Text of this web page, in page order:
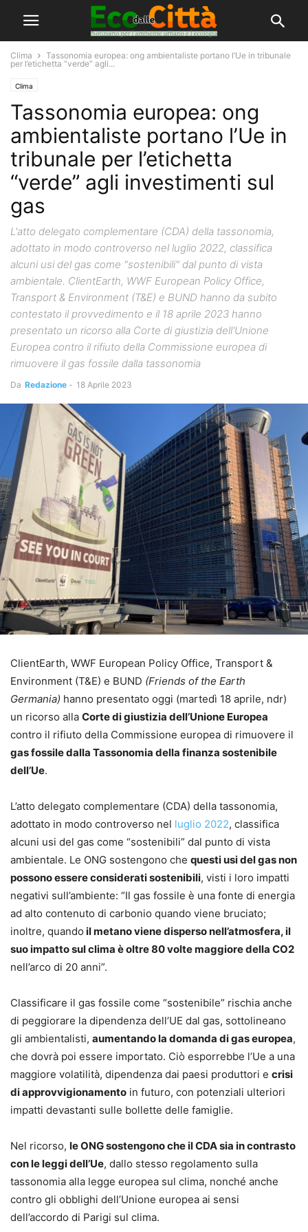
Clima
Tassonomia europea: ong ambientaliste portano l’Ue in tribunale
per l’etichetta “verde” agli...
Clima
Tassonomia europea: ong
ambientaliste portano l’Ue in
tribunale per l’etichetta
“verde” agli investimenti sul
gas
L'atto delegato complementare (CDA) della tassonomia,
adottato in modo controverso nel luglio 2022, classifica
alcuni usi del gas come "sostenibili" dal punto di vista
ambientale. ClientEarth, WWF European Policy Office,
Transport & Environment (T&E) e BUND hanno da subito
contestato il provvedimento e il 18 aprile 2023 hanno
presentato un ricorso alla Corte di giustizia dell'Unione
Europea contro il rifiuto della Commissione europea di
rimuovere il gas fossile dalla tassonomia
Da Redazione - 18 Aprile 2023
ClientEarth, WWF European Policy Office, Transport &
Environment (T&E) e BUND (Friends of the Earth
Germania) hanno presentato oggi (martedì 18 aprile, ndr)
un ricorso alla Corte di giustizia dell’Unione Europea
contro il rifiuto della Commissione europea di rimuovere il
gas fossile dalla Tassonomia della finanza sostenibile
dell’Ue.
L’atto delegato complementare (CDA) della tassonomia,
adottato in modo controverso nel luglio 2022, classifica
alcuni usi del gas come “sostenibili” dal punto di vista
ambientale. Le ONG sostengono che questi usi del gas non
possono essere considerati sostenibili, visti i loro impatti
negativi sull’ambiente: “Il gas fossile è una fonte di energia
ad alto contenuto di carbonio quando viene bruciato;
inoltre, quando il metano viene disperso nell’atmosfera, il
suo impatto sul clima è oltre 80 volte maggiore della CO2
nell’arco di 20 anni”.
Classificare il gas fossile come “sostenibile” rischia anche
di peggiorare la dipendenza dell’UE dal gas, sottolineano
gli ambientalisti, aumentando la domanda di gas europea,
che dovrà poi essere importato. Ciò esporrebbe l’Ue a una
maggiore volatilità, dipendenza dai paesi produttori e crisi
di approvvigionamento in futuro, con potenziali ulteriori
impatti devastanti sulle bollette delle famiglie.
Nel ricorso, le ONG sostengono che il CDA sia in contrasto
con le leggi dell’Ue, dallo stesso regolamento sulla
tassonomia alla legge europea sul clima, nonché anche
contro gli obblighi dell’Unione europea ai sensi
dell’accordo di Parigi sul clima.